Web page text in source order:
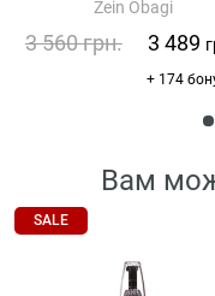
Health Oil Control Pads
Zein Obagi
3 560грн. 3 489
+ 174
Вам
SALE